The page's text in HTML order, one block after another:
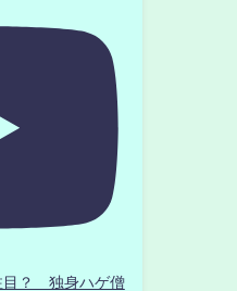
目？ 独身ハゲ僧